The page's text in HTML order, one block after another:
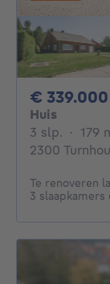
€ 339.000
Huis
3 slp. 3
· 179
2300
Te renoveren
3 slaapkamers